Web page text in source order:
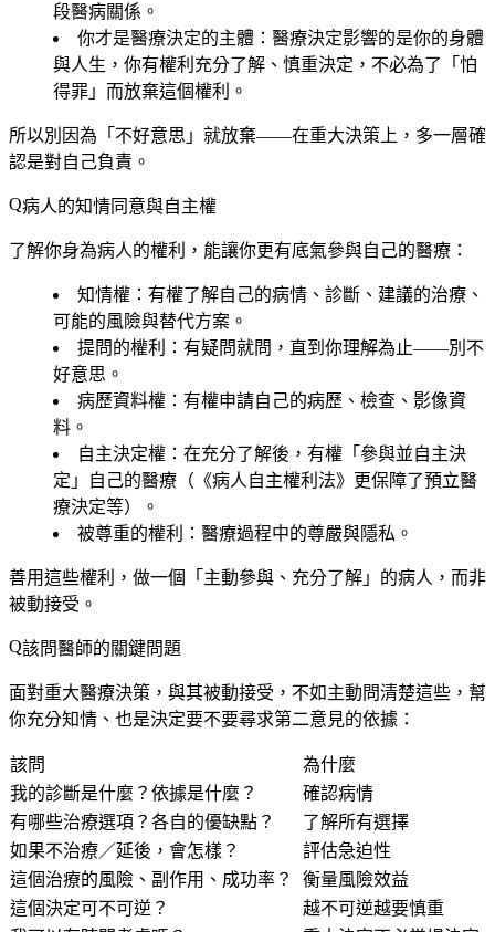
段醫病關係。
你才是醫療決定的主體 ：醫療決定影響的是你的身體
與人生，你有權利充分了解、慎重決定，不必為了「怕
得罪」而放棄這個權利。
所以別因為「不好意思」就放棄——在重大決策上，多一層確
認是對自己負責。
病人的知情同意與自主權
了解你身為病人的權利，能讓你更有底氣參與自己的醫療：
知情權 ：有權了解自己的病情、診斷、建議的治療、
可能的風險與替代方案。
提問的權利
：有疑問就問，直到你理解為止——別不
好意思。
病歷資料權 ：有權申請自己的病歷、檢查、影像資
料。
自主決定權 ：在充分了解後，有權「參與並自主決
定」自己的醫療（《病人自主權利法》更保障了預立醫
療決定等）。
被尊重的權利
：醫療過程中的尊嚴與隱私。
善用這些權利，做一個「主動參與、充分了解」的病人，而非
被動接受。
該問醫師的關鍵問題
面對重大醫療決策，與其被動接受，不如主動問清楚這些，幫
你充分知情、也是決定要不要尋求第二意見的依據：
該問
為什麼
我的診斷是什麼？依據是什麼？
確認病情
有哪些治療選項？各自的優缺點？
了解所有選擇
如果不治療／延後，會怎樣？
評估急迫性
這個治療的風險、副作用、成功率？
衡量風險效益
這個決定可不可逆？
越不可逆越要慎重